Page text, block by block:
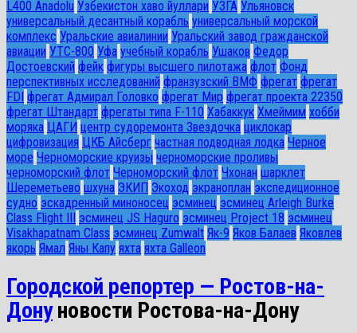
L400 Anadolu Узбекистон хаво йуллари УЗГА Ульяновск
универсальный десантный корабль универсальный морской
комплекс Уральские авиалинии Уральский завод гражданской
авиации УТС-800 Уфа учебный корабль Ушаков Федор
Достоевский фейк фигуры высшего пилотажа флот Фонд
перспективных исследований франзузский ВМФ фрегат фрегат
FDI фрегат Адмирал Головко фрегат Мир фрегат проекта 22350
фрегат Штандарт фрегаты типа F-110 Хабаккук Хмеймим хобби
моряка ЦАГИ центр судоремонта Звездочка циклокар
цифровизация ЦКБ Айсберг частная подводная лодка Черное
море Черноморские круизы черноморские проливы
черноморский флот Черноморский флот Чхонан шарклет
Шереметьево шхуна ЭКИП Экоход экраноплан экспедиционное
судно эскадренный миноносец эсминец эсминец Arleigh Burke
Class Flight III
эсминец JS Haguro эсминец Project 18 эсминец
Visakhapatnam Class эсминец Zumwalt Як-9 Яков Балаев Яковлев
якорь Ямал Яны Капу яхта яхта Galleon
Городской репортер — Ростов-на-
Дону новости Ростова-на-Дону